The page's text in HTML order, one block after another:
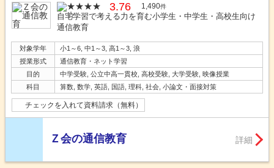
3.76 1,490件
自宅学習で考える力を育む小学生・中学生・高校生向け
通信教育
対象学年
小1～6, 中1～3, 高1～3, 浪
授業形式
通信教育・ネット学習
目的
中学受験, 公立中高一貫校, 高校受験, 大学受験, 映像授業
科目
算数, 数学, 英語, 国語, 理科, 社会, 小論文・面接対策
チェックを入れて資料請求（無料）
Ｚ会の通信教育 詳細